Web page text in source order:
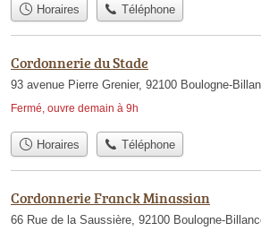
Horaires Téléphone
Cordonnerie du Stade
93 avenue Pierre Grenier, 92100 Boulogne-
Fermé, ouvre demain à 9h
Horaires Téléphone
Cordonnerie Franck Minassian
66 Rue de la Saussière, 92100 Boulogne-